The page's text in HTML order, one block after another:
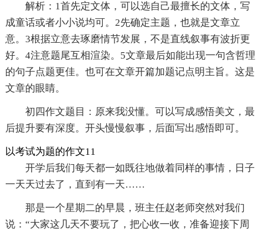
解析：1首先定文体，可以选自己最擅长的文体，写
成童话或者小小说均可。2先确定主题，也就是文章立
意。3根据立意去琢磨情节发展，不是直线叙事有波折更
好。4注意题尾互相渲染。5文章最后如能出现一句含哲理
的句子点题更佳。也可在文章开篇加题记点明主旨。这是
文章的眼睛。
初四作文题目：原来我没懂。可以写成感悟美文，最
后提升要有深度。开头慢慢叙事，后面写出感悟即可。
以考试为题的作文11
开学后我们每天都一如既往地做着同样的事情，日子
一天天过去了，直到有一天……
那是一个星期二的早晨，班主任赵老师突然对我们
说：“大家这几天不要玩了，把心收一收，准备迎接下周